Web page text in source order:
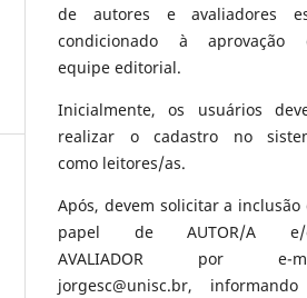
de autores e avaliadores
condicionado à aprovação
equipe editorial.
Inicialmente, os usuários
realizar o cadastro no
como leitores/as.
Após, devem solicitar a inclusão
papel de AUTOR/A e/
AVALIADOR por e-
jorgesc@unisc.br,